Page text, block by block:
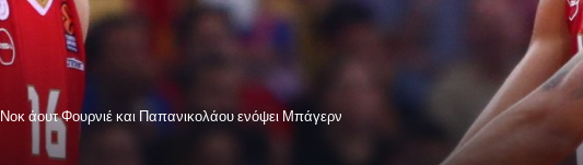
Νοκ άουτ Φουρνιέ και Παπανικολάου ενόψει Μπάγερν